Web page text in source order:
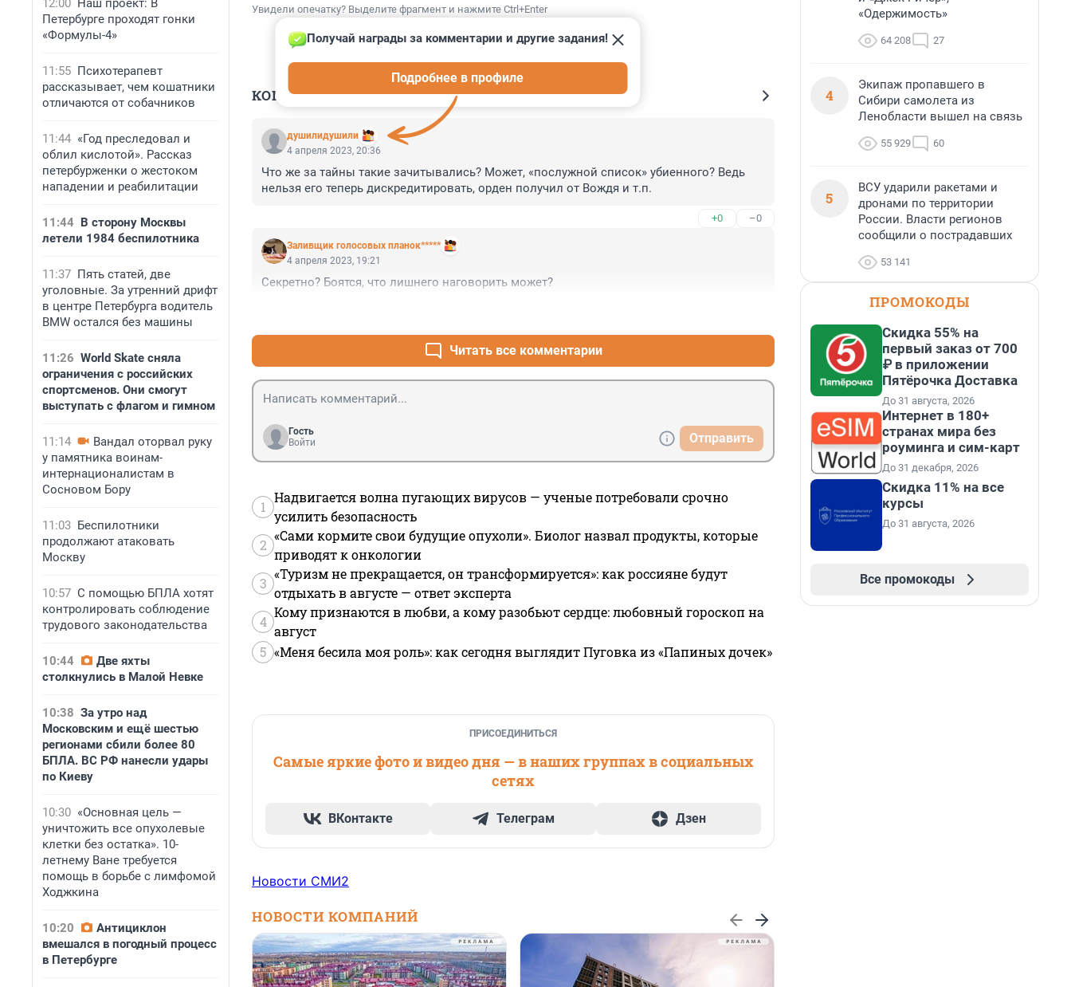
12:00 Наш проект: В
Петербурге проходят гонки
«Формулы-4»
11:55 Психотерапевт
рассказывает, чем кошатники
отличаются от собачников
11:44 «Год преследовал и
облил кислотой». Рассказ
петербурженки о жестоком
нападении и реабилитации
11:44 В сторону Москвы
летели 1984 беспилотника
11:37 Пять статей, две
уголовные. За утренний дрифт
в центре Петербурга водитель
BMW остался без машины
11:26 World Skate сняла
ограничения с российских
спортсменов. Они смогут
выступать с флагом и гимном
11:14
Вандал оторвал руку
у памятника воинам-
интернационалистам в
Сосновом Бору
11:03 Беспилотники
продолжают атаковать
Москву
10:57 С помощью БПЛА хотят
контролировать соблюдение
трудового законодательства
10:44
Две яхты
столкнулись в Малой Невке
10:38 За утро над
Московским и ещё шестью
регионами сбили более 80
БПЛА. ВС РФ нанесли удары
по Киеву
10:30 «Основная цель —
уничтожить все опухолевые
клетки без остатка». 10-
летнему Ване требуется
помощь в борьбе с лимфомой
Ходжкина
10:20
Антициклон
вмешался в погодный процесс
в Петербурге
Увидели опечатку? Выделите фрагмент и нажмите Ctrl+Enter
КОММЕНТАРИИ 15
душилидушили
Получай награды за комментарии и другие задания!
Подробнее в профиле
4 апреля 2023, 20:36
Что же за тайны такие зачитывались? Может, «послужной список» убиенного? Ведь
нельзя его теперь дискредитировать, орден получил от Вождя и т.п.
+0 –0
Заливщик голосовых планок*****
4 апреля 2023, 19:21
Секретно? Боятся, что лишнего наговорить может?
Читать все комментарии
Гость
Войти
Отправить
1
Надвигается волна пугающих вирусов — ученые потребовали срочно
усилить безопасность
2
«Сами кормите свои будущие опухоли». Биолог назвал продукты, которые
приводят к онкологии
3
«Туризм не прекращается, он трансформируется»: как россияне будут
отдыхать в августе — ответ эксперта
4
Кому признаются в любви, а кому разобьют сердце: любовный гороскоп на
август
5 «Меня бесила моя роль»: как сегодня выглядит Пуговка из «Папиных дочек»
ПРИСОЕДИНИТЬСЯ
Самые яркие фото и видео дня — в наших группах в социальных
сетях
ВКонтакте Телеграм Дзен
Новости СМИ2
НОВОСТИ КОМПАНИЙ
«Одержимость»
64 208 27
4
Экипаж пропавшего в
Сибири самолета из
Ленобласти вышел на связь
55 929 60
5
ВСУ ударили ракетами и
дронами по территории
России. Власти регионов
сообщили о пострадавших
53 141
ПРОМОКОДЫ
Скидка 55% на
первый заказ от 700
₽ в приложении
Пятёрочка Доставка
До 31 августа, 2026
Интернет в 180+
странах мира без
роуминга и сим-карт
До 31 декабря, 2026
Скидка 11% на все
курсы
До 31 августа, 2026
Все промокоды